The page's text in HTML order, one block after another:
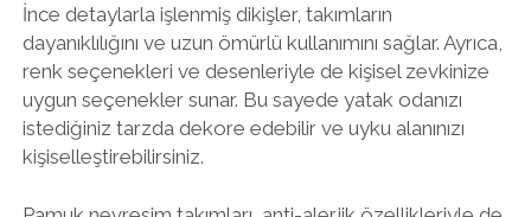
İnce detaylarla işlenmiş dikişler, takımların
dayanıklılığını ve uzun ömürlü kullanımını sağlar. Ayrıca,
renk seçenekleri ve desenleriyle de kişisel zevkinize
uygun seçenekler sunar. Bu sayede yatak odanızı
istediğiniz tarzda dekore edebilir ve uyku alanınızı
kişiselleştirebilirsiniz.